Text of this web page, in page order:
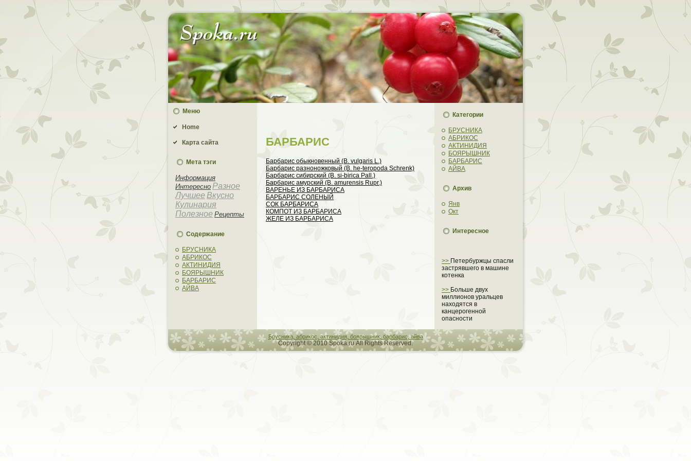
Меню
Home
Карта сайта
Мета тэги
Информация
Интересно Разное
Лучшее Вкусно
Кулинария
Полезное Рецепты
Содержание
БРУСНИКА
АБРИКОС
АКТИНИДИЯ
БОЯРЫШНИК
БАРБАРИС
АЙВА
БАРБАРИС
Барбарис обыкновeнный (В. vulgaris L.)
Барбарис разноножковый (В. he-teropoda Schrenk)
Барбарис сибирский (В. si-birica Pall.)
Барбарис амурский (В. amurensis Rupr.)
ВАРЕНЬЕ ИЗ БАРБАРИСА
БАРБАРИС СОЛЕНЫЙ
СОК БАРБАРИСА
КОМПОТ ИЗ БАРБАРИСА
ЖЕЛЕ ИЗ БАРБАРИСА
Категории
БРУСНИКА
АБРИКОС
АКТИНИДИЯ
БОЯРЫШНИК
БАРБАРИС
АЙВА
Арxив
Янв
Окт
Интересное
>> Петербуржцы спасли
застрявшего в машине
котенка
>> Больше двух
миллионов уральцев
находятся в
канцерогенной
опасности
Брусника, абрикос, актинидия, боярышник, барбарис, айва
Copyright © 2010 Spoka.ru All Rights Reserved.